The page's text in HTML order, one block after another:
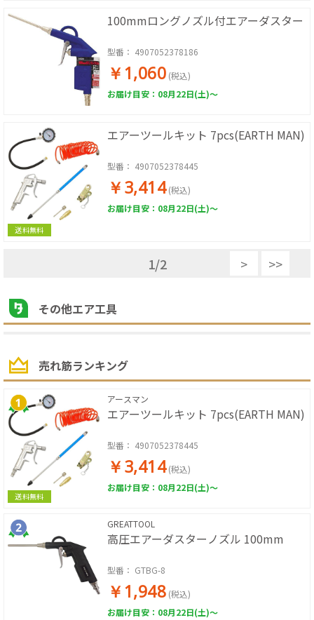
100mmロングノズル付エアーダスター
型番： 4907052378186
￥1,060 (税込)
お届け目安：08月22日(土)～
送料無料
エアーツールキット 7pcs(EARTH MAN)
型番： 4907052378445
￥3,414 (税込)
お届け目安：08月22日(土)～
1/2 > >>
その他エア工具
売れ筋ランキング
送料無料
アースマン
エアーツールキット 7pcs(EARTH MAN)
型番： 4907052378445
￥3,414 (税込)
お届け目安：08月22日(土)～
GREATTOOL
高圧エアーダスターノズル 100mm
型番： GTBG-8
￥1,948 (税込)
お届け目安：08月22日(土)～